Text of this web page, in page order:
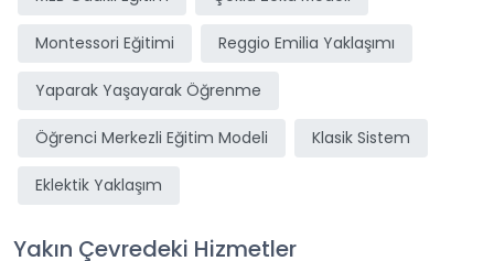
Montessori Eğitimi Reggio Emilia Yaklaşımı
Yaparak Yaşayarak Öğrenme
Öğrenci Merkezli Eğitim Modeli Klasik Sistem
Eklektik Yaklaşım
Yakın Çevredeki Hizmetler